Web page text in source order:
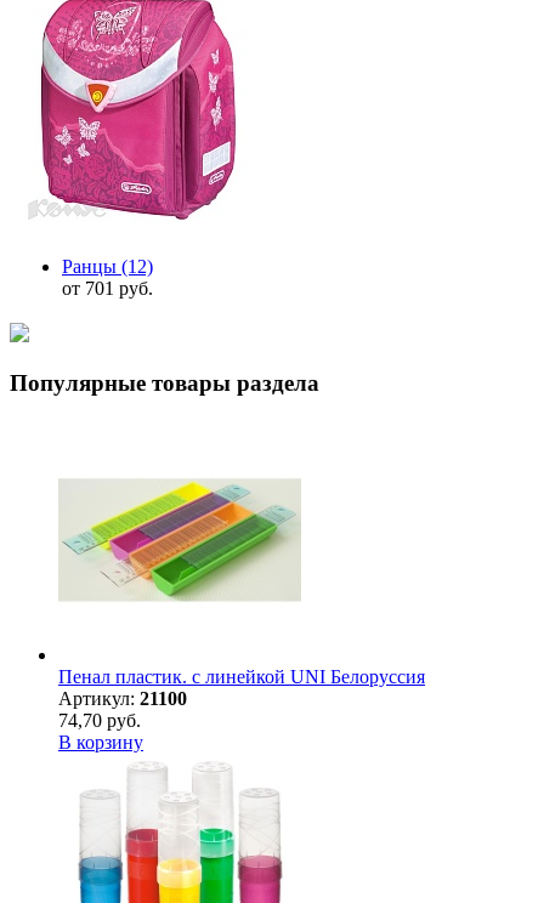
Ранцы (12)
от 701 руб.
Популярные товары раздела
Пенал пластик. с линейкой UNI Белоруссия
Артикул: 21100
74,70 руб.
В корзину